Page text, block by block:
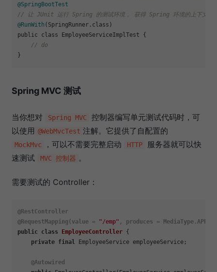
@SpringBootTest
// 让 JUnit 运行 Spring 的测试环境， 获得 Spring 环境的上下文的
@RunWith (SpringRunner.class)
public class EmployeeServiceImplTest {
// do
Spring MVC 测试
当你想对 Spring MVC
控制器编写单元测试代码时，可
以使用 @WebMvcTest 注解。它提供了自配置的
MockMvc ，可以不需要完整启动 HTTP
服务器就可以快
速测试
MVC 控制器 。
需要测试的 Controller：
@RestController
@RequestMapping(value = "/emp" , produces =
public
class EmployeeController {
private final EmployeeService employeeService;
@Autowired